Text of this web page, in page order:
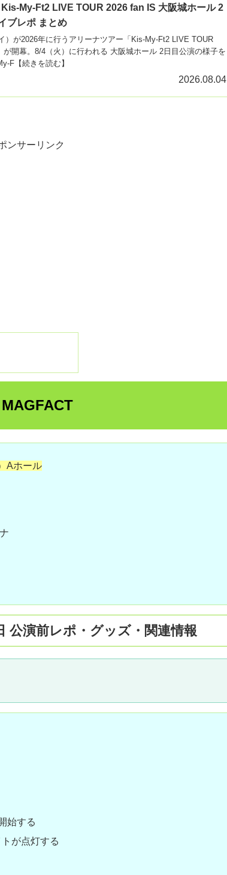
My-Ft2 LIVE TOUR 2026 fan IS 大阪城ホール 2
ブレポ まとめ
）が2026年に行うアリーナツアー「Kis-My-Ft2 LIVE TOUR
が開幕。8/4（火）に行われる 大阪城ホール 2日目公演の様子を
F【続きを読む】
2026.08.04
ンサーリンク
Aホール
公演前レポ・グッズ・関連情報
始する
が点灯する